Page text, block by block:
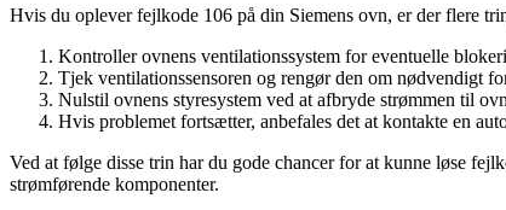
Hvis du oplever fejlkode 106 på din Siemens ovn, er der flere
Kontroller ovnens ventilationssystem for eventuelle
Tjek ventilationssensoren og rengør den om nødvendigt
Nulstil ovnens styresystem ved at afbryde strømmen til
Hvis problemet fortsætter, anbefales det at kontakte en
Ved at følge disse trin har du gode chancer for at kunne løse
strømførende komponenter.